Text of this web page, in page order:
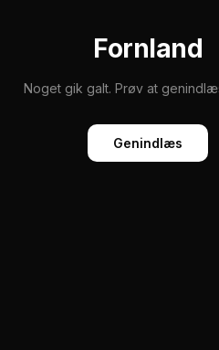
Fornland
Noget gik galt. Prøv at
Genindlæs